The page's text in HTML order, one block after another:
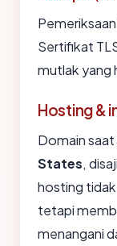
Sertifikat
mutlak yang
Hosting &
Domain saat
States,
hosting
tetapi
menangani